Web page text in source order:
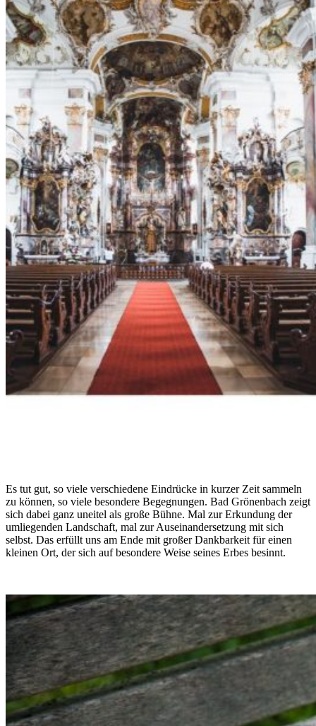
Es tut gut, so viele verschiedene Eindrücke in kurzer Zeit sammeln
zu können, so viele besondere Begegnungen. Bad Grönenbach zeigt
sich dabei ganz uneitel als große Bühne. Mal zur Erkundung der
umliegenden Landschaft, mal zur Auseinandersetzung mit sich
selbst. Das erfüllt uns am Ende mit großer Dankbarkeit für einen
kleinen Ort, der sich auf besondere Weise seines Erbes besinnt.